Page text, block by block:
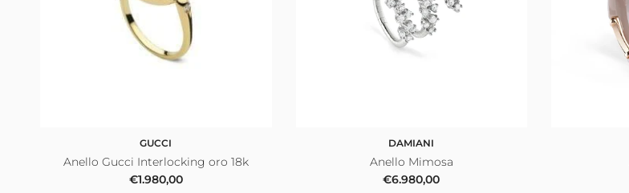
GUCCI
Anello Gucci Interlocking oro 18k
Prezzo normale
€1.980,00
DAMIANI
Anello Mimosa
Prezzo normale
€6.980,00